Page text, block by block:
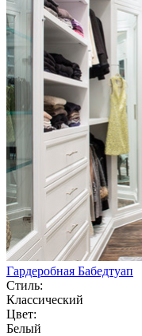
Гардеробная Бабедтуап
Стиль:
Классический
Цвет:
Белый